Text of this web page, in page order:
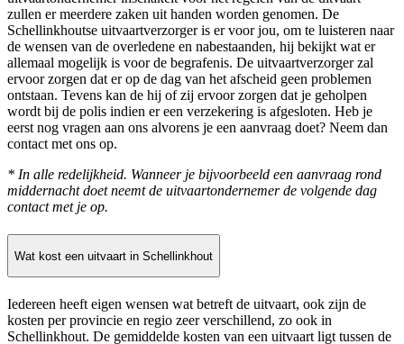
zullen er meerdere zaken uit handen worden genomen. De
Schellinkhoutse uitvaartverzorger is er voor jou, om te luisteren naar
de wensen van de overledene en nabestaanden, hij bekijkt wat er
allemaal mogelijk is voor de begrafenis. De uitvaartverzorger zal
ervoor zorgen dat er op de dag van het afscheid geen problemen
ontstaan. Tevens kan de hij of zij ervoor zorgen dat je geholpen
wordt bij de polis indien er een verzekering is afgesloten. Heb je
eerst nog vragen aan ons alvorens je een aanvraag doet? Neem dan
contact met ons op.
* In alle redelijkheid. Wanneer je bijvoorbeeld een aanvraag rond
middernacht doet neemt de uitvaartondernemer de volgende dag
contact met je op.
Wat kost een uitvaart in Schellinkhout
Iedereen heeft eigen wensen wat betreft de uitvaart, ook zijn de
kosten per provincie en regio zeer verschillend, zo ook in
Schellinkhout. De gemiddelde kosten van een uitvaart ligt tussen de